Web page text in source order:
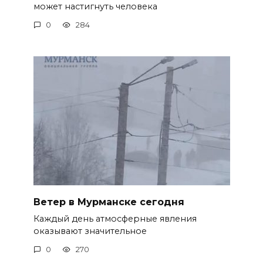
может настигнуть человека
0 284
Ветер в Мурманске сегодня
Каждый день атмосферные явления
оказывают значительное
0 270